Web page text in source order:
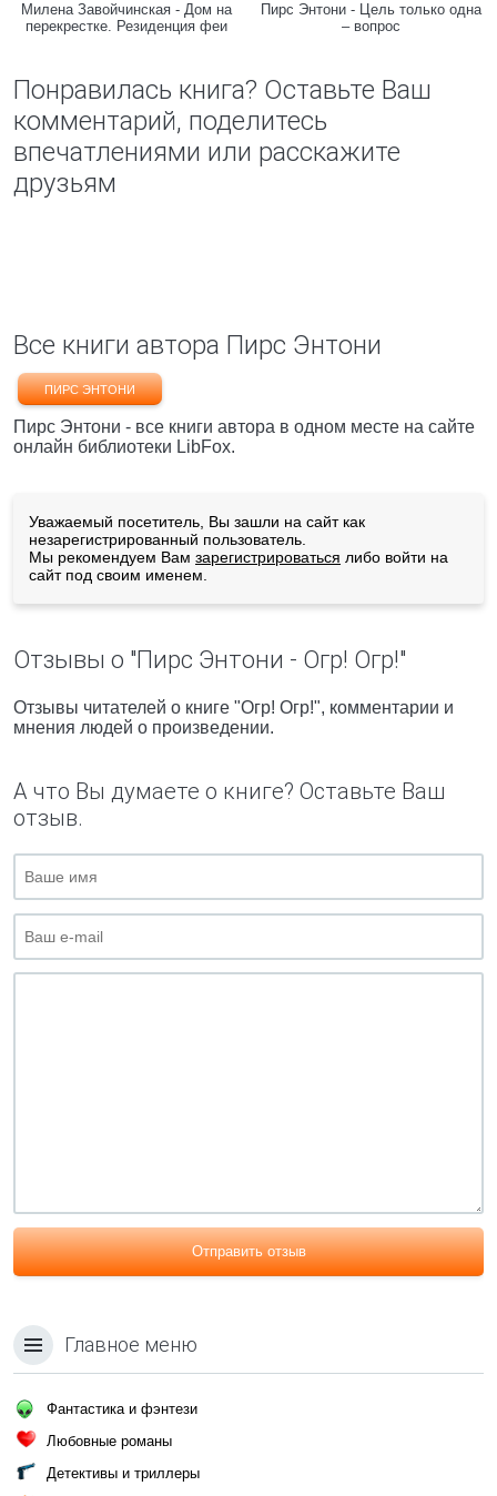
Милена Завойчинская - Дом на
перекрестке. Резиденция феи
Пирс Энтони - Цель только одна
– вопрос
Понравилась книга? Оставьте Ваш
комментарий, поделитесь
впечатлениями или расскажите
друзьям
Все книги автора Пирс Энтони
ПИРС ЭНТОНИ
Пирс Энтони - все книги автора в одном месте на сайте
онлайн библиотеки LibFox.
Уважаемый посетитель, Вы зашли на сайт как
незарегистрированный пользователь.
Мы рекомендуем Вам зарегистрироваться либо войти на
сайт под своим именем.
Отзывы о "Пирс Энтони - Огр! Огр!"
Отзывы читателей о книге "Огр! Огр!", комментарии и
мнения людей о произведении.
А что Вы думаете о книге? Оставьте Ваш
отзыв.
Отправить отзыв
Главное меню
Фантастика и фэнтези
Любовные романы
Детективы и триллеры